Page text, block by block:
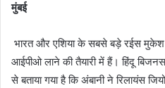
मुंबई
भारत और एशिया के सबसे बड़े रईस
आईपीओ लाने की तैयारी में हैं। हिंदू
से बताया गया है कि अंबानी ने रिलायंस